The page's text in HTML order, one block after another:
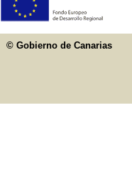
© Gobierno de Canarias